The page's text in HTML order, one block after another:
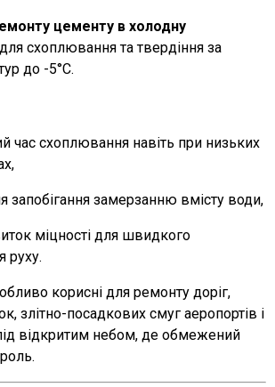
цементу в холодну
схоплювання та твердіння за
до -5°C.
час схоплювання навіть при низьких
запобігання замерзанню вмісту води,
міцності для швидкого
руху.
корисні для ремонту доріг,
злітно-посадкових смуг аеропортів і
відкритим небом, де обмежений